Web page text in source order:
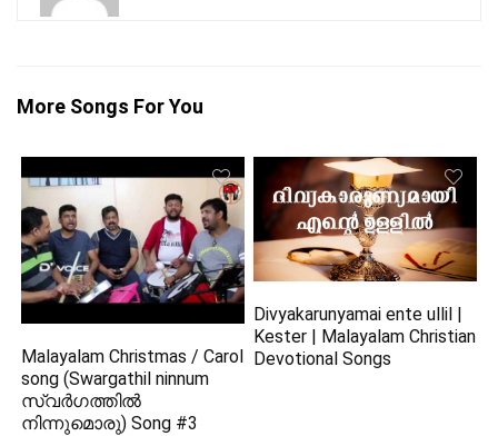
More Songs For You
Malayalam Christmas / Carol
song (Swargathil ninnum
സ്വർഗത്തിൽ
നിന്നുമൊരു) Song #3
Divyakarunyamai ente ullil |
Kester | Malayalam Christian
Devotional Songs